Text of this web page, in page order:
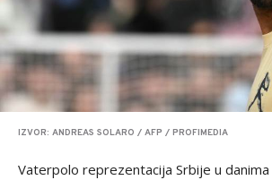
IZVOR: ANDREAS SOLARO / AFP / PROFIMEDIA
Vaterpolo reprezentacija Srbije u